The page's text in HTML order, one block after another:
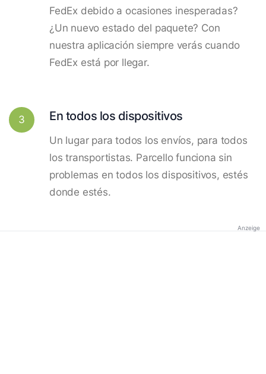
FedEx debido a ocasiones inesperadas?
¿Un nuevo estado del paquete? Con
nuestra aplicación siempre verás cuando
FedEx está por llegar.
3 En todos los dispositivos
Un lugar para todos los envíos, para todos
los transportistas. Parcello funciona sin
problemas en todos los dispositivos, estés
donde estés.
Anzeige